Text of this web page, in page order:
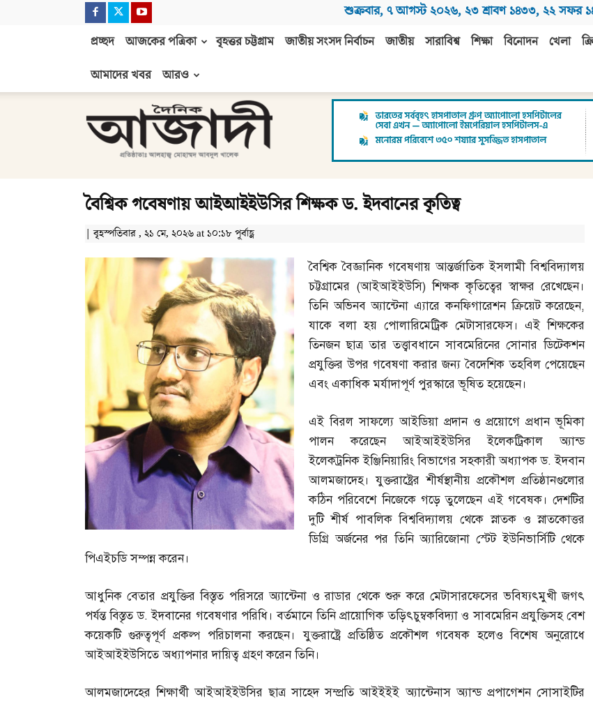
শুক্রবার, ৭ আগস্ট ২০২৬, ২৩ শ্রাবণ ১৪৩৩, ২২ সফর
প্রচ্ছদ আজকের পত্রিকা বৃহত্তর চট্টগ্রাম জাতীয় সংসদ নির্বাচন জাতীয় সারাবিশ্ব শিক্ষা বিনোদন খেলা
আমাদের খবর
আরও
আজাদী
বৈশ্বিক গবেষণায় আইআইইউসির শিক্ষক ড. ইদবানের কৃতিত্ব
| বৃহস্পতিবার , ২১ মে, ২০২৬ at ১০:১৮ পূর্বাহ্ণ
বৈশ্বিক বৈজ্ঞানিক গবেষণায় আন্তর্জাতিক ইসলামী বিশ্ববিদ্যালয়
চট্টগ্রামের (আইআইইউসি)শিক্ষক কৃতিত্বের স্বাক্ষর রেখেছেন।
তিনি অভিনব অ্যান্টেনা এ্যারে কনফিগারেশন ক্রিয়েট করেছেন,
যাকে বলা হয় পোলারিমেট্রিক মেটাসারফেস। এই শিক্ষকের
তিনজন ছাত্র তার তত্ত্বাবধানে সাবমেরিনের সোনার ডিটেকশন
প্রযুক্তির উপর গবেষণা করার জন্য বৈদেশিক তহবিল পেয়েছেন
এবং একাধিক মর্যাদাপূর্ণ পুরস্কারে ভূষিত হয়েছেন।
এই বিরল সাফল্যে আইডিয়া প্রদান ও প্রয়োগে প্রধান ভূমিকা
পালন করেছেন আইআইইউসির ইলেকট্রিকাল অ্যান্ড
ইলেকট্রনিক ইঞ্জিনিয়ারিং বিভাগের সহকারী অধ্যাপক ড.ইদবান
আলমজাদেহ। যুক্তরাষ্ট্রের শীর্ষস্থানীয় প্রকৌশল প্রতিষ্ঠানগুলোর
কঠিন পরিবেশে নিজেকে গড়ে তুলেছেন এই গবেষক। দেশটির
দুটি শীর্ষ পাবলিক বিশ্ববিদ্যালয় থেকে স্নাতক ও স্নাতকোত্তর
ডিগ্রি অর্জনের পর তিনি অ্যারিজোনা স্টেট ইউনিভার্সিটি থেকে
পিএইচডি সম্পন্ন করেন।
আধুনিক বেতার প্রযুক্তির বিস্তৃত পরিসরে অ্যান্টেনা ও রাডার থেকে শুরু করে মেটাসারফেসের ভবিষ্যৎমুখী জগৎ
পর্যন্ত বিস্তৃত ড.ইদবানের গবেষণার পরিধি। বর্তমানে তিনি প্রায়োগিক তড়িৎচুম্বকবিদ্যা ও সাবমেরিন প্রযুক্তিসহ বেশ
কয়েকটি গুরুত্বপূর্ণ প্রকল্প পরিচালনা করছেন। যুক্তরাষ্ট্রে প্রতিষ্ঠিত প্রকৌশল গবেষক হলেও বিশেষ অনুরোধে
আইআইইউসিতে অধ্যাপনার দায়িত্ব গ্রহণ করেন তিনি।
আলমজাদেহের শিক্ষার্থী আইআইইউসির ছাত্র সাহেদ সম্প্রতি আইইইই অ্যান্টেনাস অ্যান্ড প্রপাগেশন সোসাইটির